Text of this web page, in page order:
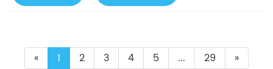
« 1 2 3 4 5 ... 29 »